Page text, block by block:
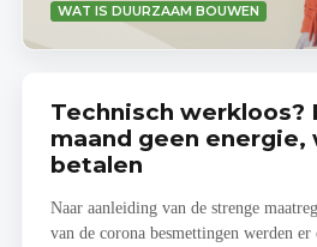
WAT IS DUURZAAM BOUWEN
Technisch werkloos?
maand geen energie,
betalen
Naar aanleiding van de strenge
van de corona besmettingen werden er